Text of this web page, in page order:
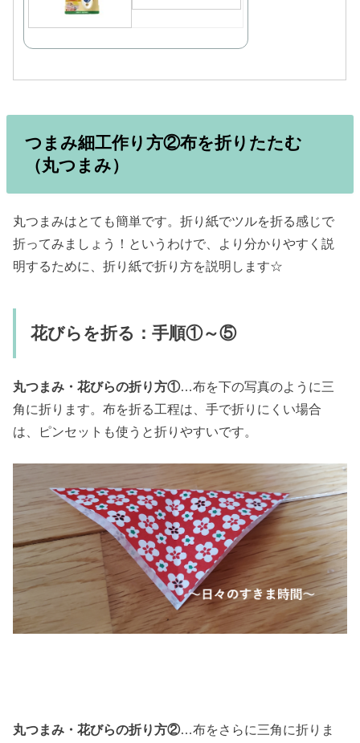
つまみ細工作り方②布を折りたたむ
（丸つまみ）
丸つまみはとても簡単です。折り紙でツルを折る感じで
折ってみましょう！というわけで、より分かりやすく説
明するために、折り紙で折り方を説明します☆
花びらを折る：手順①～⑤
丸つまみ・花びらの折り方①…布を下の写真のように三
角に折ります。布を折る工程は、手で折りにくい場合
は、ピンセットも使うと折りやすいです。
丸つまみ・花びらの折り方②…布をさらに三角に折りま